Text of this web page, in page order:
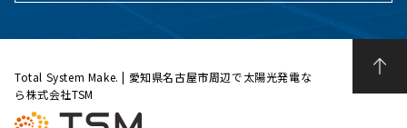
Total System Make. | 愛知県名古屋市周辺で太陽光発電な
ら株式会社TSM